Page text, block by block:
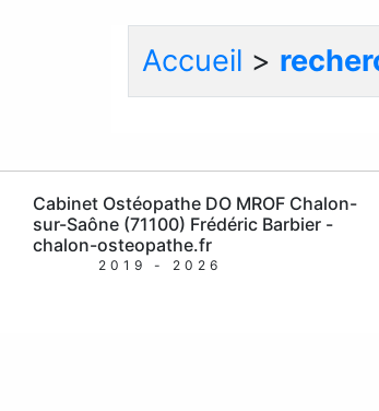
Accueil >
Cabinet Ostéopathe DO MROF Chalon-
sur-Saône (71100) Frédéric Barbier -
chalon-osteopathe.fr
2019 - 2026